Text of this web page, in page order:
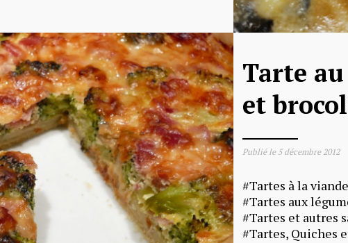
Tarte
et
Publié le 5 décembre 2012
Tartes à la
Tartes aux
Tartes et autres
Tartes, Quiches